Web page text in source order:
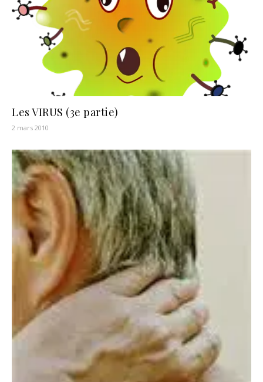
Les VIRUS (3e partie)
2 mars 2010